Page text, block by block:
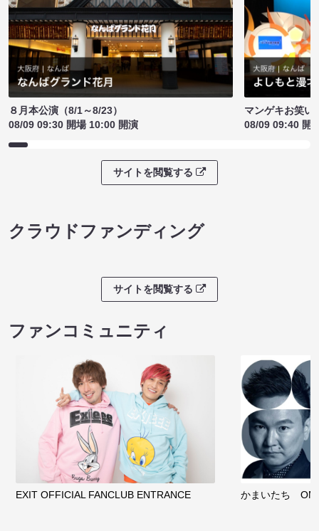
８月本公演（8/1～8/23）
08/09 09:30 開場 10:00 開演
マンゲキお笑い
08/09 09:40 開
サイトを閲覧する
クラウドファンディング
サイトを閲覧する
ファンコミュニティ
EXIT OFFICIAL FANCLUB ENTRANCE かまいたち